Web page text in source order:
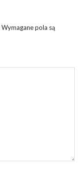
Wymagane pola są